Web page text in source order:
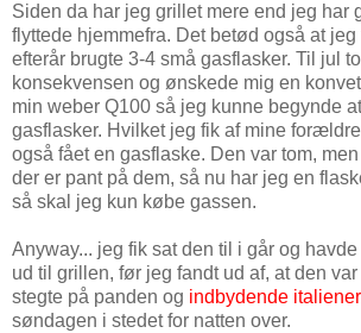
Siden da har jeg grillet mere end jeg har
flyttede hjemmefra. Det betød også at jeg
efterår brugte 3-4 små gasflasker. Til jul
konsekvensen og ønskede mig en
min weber Q100 så jeg kunne begynde
gasflasker. Hvilket jeg fik af mine
også fået en gasflaske. Den var tom,
der er pant på dem, så nu har jeg en
så skal jeg kun købe gassen.
Anyway... jeg fik sat den til i går og
ud til grillen, før jeg fandt ud af, at den
stegte på panden og indbydende
søndagen i stedet for natten over.